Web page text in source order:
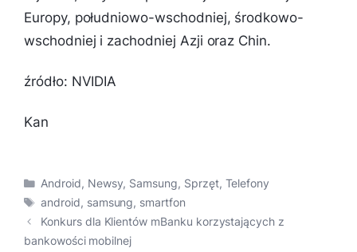
Europy, południowo-wschodniej, środkowo-
wschodniej i zachodniej Azji oraz Chin.
źródło: NVIDIA
Kan
Kategorie
Android, Newsy, Samsung, Sprzęt, Telefony
Tagi
android, samsung, smartfon
Konkurs dla Klientów mBanku korzystających z
bankowości mobilnej